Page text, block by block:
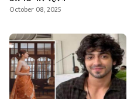
October 08, 2025